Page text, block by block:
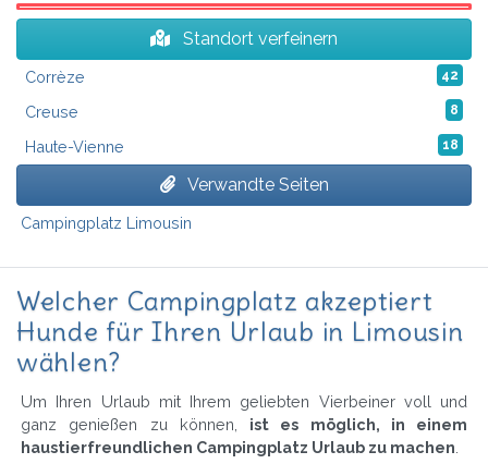
Standort verfeinern
Corrèze 42
Creuse 8
Haute-Vienne 18
Verwandte Seiten
Campingplatz Limousin
Welcher Campingplatz akzeptiert
Hunde für Ihren Urlaub in Limousin
wählen?
Um Ihren Urlaub mit Ihrem geliebten Vierbeiner voll und
ganz genießen zu können, ist es möglich, in einem
haustierfreundlichen Campingplatz Urlaub zu machen